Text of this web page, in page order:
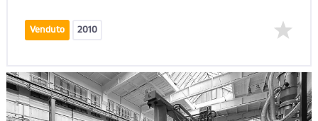
Venduto 2010